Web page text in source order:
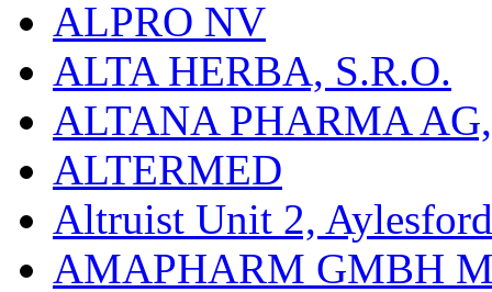
ALPRO NV
ALTA HERBA, S.R.O.
ALTANA PHARMA
ALTERMED
Altruist Unit 2, Aylesford
AMAPHARM GMBH